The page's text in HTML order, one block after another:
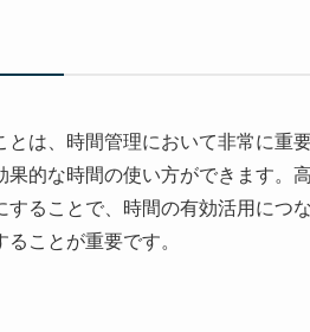
とは、時間管理において非常に重
果的な時間の使い方ができます。
することで、時間の有効活用につ
ことが重要です。